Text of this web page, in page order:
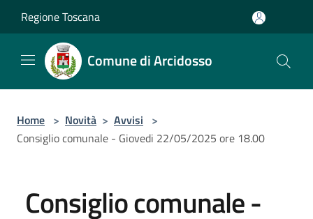
Regione Toscana
Comune di Arcidosso
Home > Novità > Avvisi >
Consiglio comunale - Giovedi 22/05/2025 ore 18.00
Consiglio comunale -